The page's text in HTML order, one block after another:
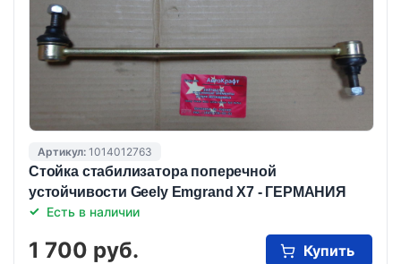
Артикул: 1014012763
Стойка стабилизатора поперечной
устойчивости Geely Emgrand X7 - ГЕРМАНИЯ
Есть в наличии
1 700 руб. Купить